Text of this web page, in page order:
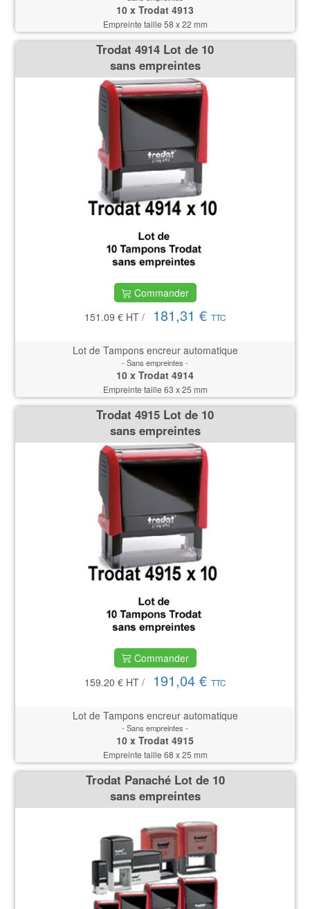
10 x Trodat 4913
Empreinte taille 58 x 22 mm
Trodat 4914 Lot de 10
sans empreintes
Commander
151.09 € HT/ 181,31 € TTC
Lot de Tampons encreur automatique
- Sans empreintes -
10 x Trodat 4914
Empreinte taille 63 x 25 mm
Trodat 4915 Lot de 10
sans empreintes
Commander
159.20 € HT/ 191,04 € TTC
Lot de Tampons encreur automatique
- Sans empreintes -
10 x Trodat 4915
Empreinte taille 68 x 25 mm
Trodat Panaché Lot de 10
sans empreintes